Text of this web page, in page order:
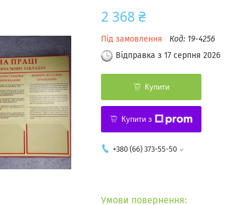
2 368 ₴
Під замовлення Код: 19-4256
Відправка з 17 серпня 2026
Купити
Купити з
+380 (66) 373-55-50